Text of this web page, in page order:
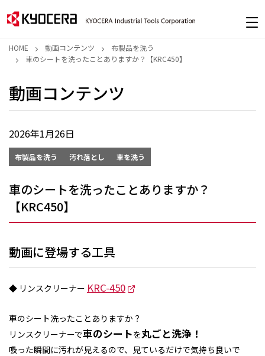
HOME 動画コンテンツ
布製品を洗う
車のシートを洗ったことありますか？【KRC450】
動画コンテンツ
2026年1月26日
布製品を洗う 汚れ落とし 車を洗う
車のシートを洗ったことありますか？
【KRC450】
動画に登場する工具
◆ リンスクリーナー KRC-450
車のシート洗ったことありますか？
リンスクリーナーで車のシートを丸ごと洗浄！
吸った瞬間に汚れが見えるので、見ているだけで気持ち良いで